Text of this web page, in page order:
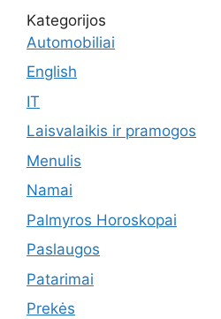
Kategorijos
Automobiliai
English
IT
Laisvalaikis ir pramogos
Menulis
Namai
Palmyros Horoskopai
Paslaugos
Patarimai
Prekės